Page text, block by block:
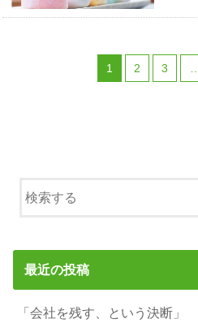
1 2 3
最近の投稿
「会社を残す、という決断」